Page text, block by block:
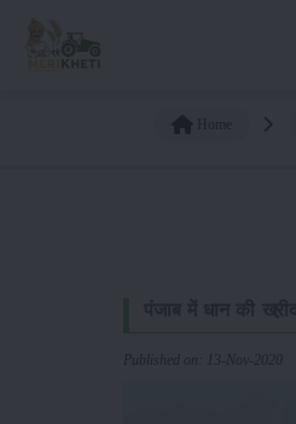
Published on: 13-Nov-2020